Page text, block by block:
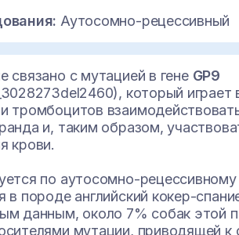
Аутосомно-рецессивный
связано с мутацией в гене GP9
который
тромбоцитов
и, таким образом,
крови.
по аутосомно-рецессивному
в породе английский кокер-
данным, около 7% собак этой
мутации, приводящей к